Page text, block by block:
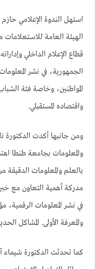
استهل الندوة الإعلامي
الهيئة العامة
قطاع الإعلام الداخلي
الجمهورية، في نشر
المواطنين، وخاصة فئة
واقتصاده المستقبلي.
ومن جانبها أكدت الدكتورة
والمعلومات بجامعة طنطا
بالعلم والمعلومات
مدركة أهمية التعاون مع
في نشر المعلومات الرقمية،
والمعرفة الأولى. المشاكل
كما تحدثت الدكتورة شيماء